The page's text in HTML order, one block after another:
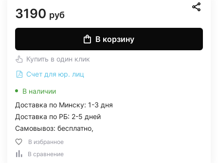
3190 руб
В корзину
Купить в один клик
Счет для юр. лиц
В наличии
Доставка по Минску: 1-3 дня
Доставка по РБ: 2-5 дней
Самовывоз: бесплатно,
В избранное
В сравнение